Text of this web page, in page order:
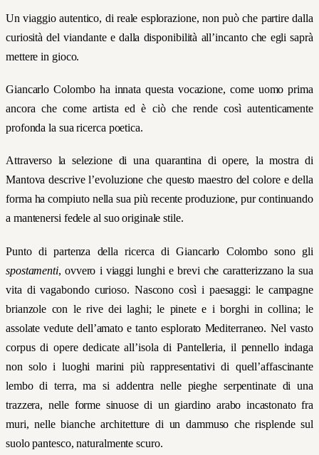
Un viaggio autentico, di reale esplorazione, non può che partire dalla
curiosità del viandante e dalla disponibilità all’incanto che egli saprà
mettere in gioco.
Giancarlo Colombo ha innata questa vocazione, come uomo prima
ancora che come artista ed è ciò che rende così autenticamente
profonda la sua ricerca poetica.
Attraverso la selezione di una quarantina di opere, la mostra di
Mantova descrive l’evoluzione che questo maestro del colore e della
forma ha compiuto nella sua più recente produzione, pur continuando
a mantenersi fedele al suo originale stile.
Punto di partenza della ricerca di Giancarlo Colombo sono gli
spostamenti, ovvero i viaggi lunghi e brevi che caratterizzano la sua
vita di vagabondo curioso. Nascono così i paesaggi: le campagne
brianzole con le rive dei laghi; le pinete e i borghi in collina; le
assolate vedute dell’amato e tanto esplorato Mediterraneo. Nel vasto
corpus di opere dedicate all’isola di Pantelleria, il pennello indaga
non solo i luoghi marini più rappresentativi di quell’affascinante
lembo di terra, ma si addentra nelle pieghe serpentinate di una
trazzera, nelle forme sinuose di un giardino arabo incastonato fra
muri, nelle bianche architetture di un dammuso che risplende sul
suolo pantesco, naturalmente scuro.